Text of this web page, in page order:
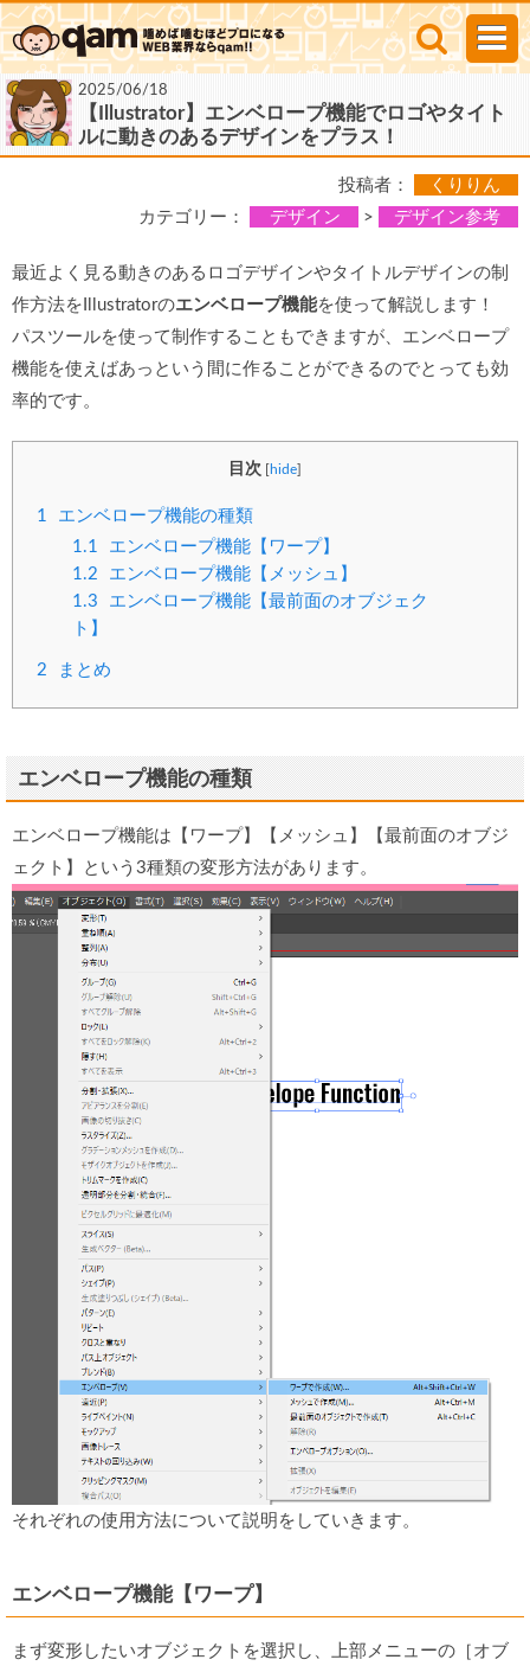
2025/06/18
【Illustrator】エンベロープ機能でロゴやタイト
ルに動きのあるデザインをプラス！
投稿者：
くりりん
カテゴリー：
デザイン > デザイン参考
最近よく見る動きのあるロゴデザインやタイトルデザインの制
作方法をIllustratorのエンベロープ機能を使って解説します！
パスツールを使って制作することもできますが、エンベロープ
機能を使えばあっという間に作ることができるのでとっても効
率的です。
目次 [hide]
1
エンベロープ機能の種類
1.1
エンベロープ機能【ワープ】
1.2
エンベロープ機能【メッシュ】
1.3
エンベロープ機能【最前面のオブジェク
ト】
2 まとめ
エンベロープ機能の種類
エンベロープ機能は【ワープ】【メッシュ】【最前面のオブジ
ェクト】という3種類の変形方法があります。
それぞれの使用方法について説明をしていきます。
エンベロープ機能【ワープ】
まず変形したいオブジェクトを選択し、上部メニューの［オブ